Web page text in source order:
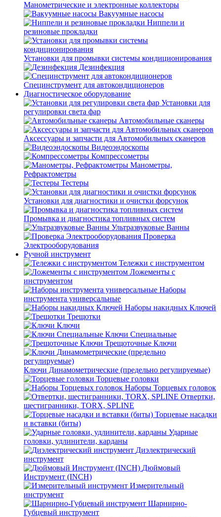
Манометрические и электронные коллекторы
Вакуумные насосы
Ниппели и
резиновые прокладки
Установки для промывки системы кондиционирования
Дезинфекция
Специнструмент для автокондиционеров
Диагностическое оборудование
Установки для
регулировки света фар
Автомобильные сканеры
Аксессуары и запчасти для Автомобильных сканеров
Видеоэндоскопы
Компрессометры
Манометры,
Рефрактометры
Тестеры
Установки для диагностики и очистки форсунок
Промывка и диагностика топливных систем
Ультразвуковые Ванны
Проверка
Электрооборудования
Ручной инструмент
Тележки с инструментом
Ложементы с
инструментом
Наборы
инструмента универсальные
Наборы накидных Ключей
Трещотки
Ключи
Ключи Специальные
Трещоточные Ключи
Ключи Динамометрические (предельно регулируемые)
Торцевые головки
Наборы Торцевых головок
Отвертки,
шестигранники, TORX, SPLINE
Торцевые насадки
и вставки (биты)
Ударные
головки, удлинители, карданы
Диэлектрический
инструмент
Дюймовый
Инструмент (INCH)
Измерительный
инструмент
Шарнирно-
Губцевый инструмент